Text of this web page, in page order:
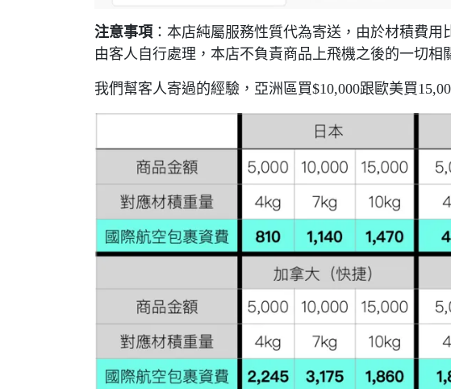
注意事項 ：本店純屬服務性質代為寄送，由於材積費
由客人自行處理，本店不負責商品上飛機之後的一切
我們幫客人寄過的經驗，亞洲區買$10,000跟歐美買